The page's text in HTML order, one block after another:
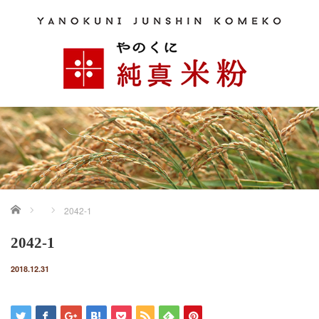
ホーム 2042-1
2042-1
2018.12.31